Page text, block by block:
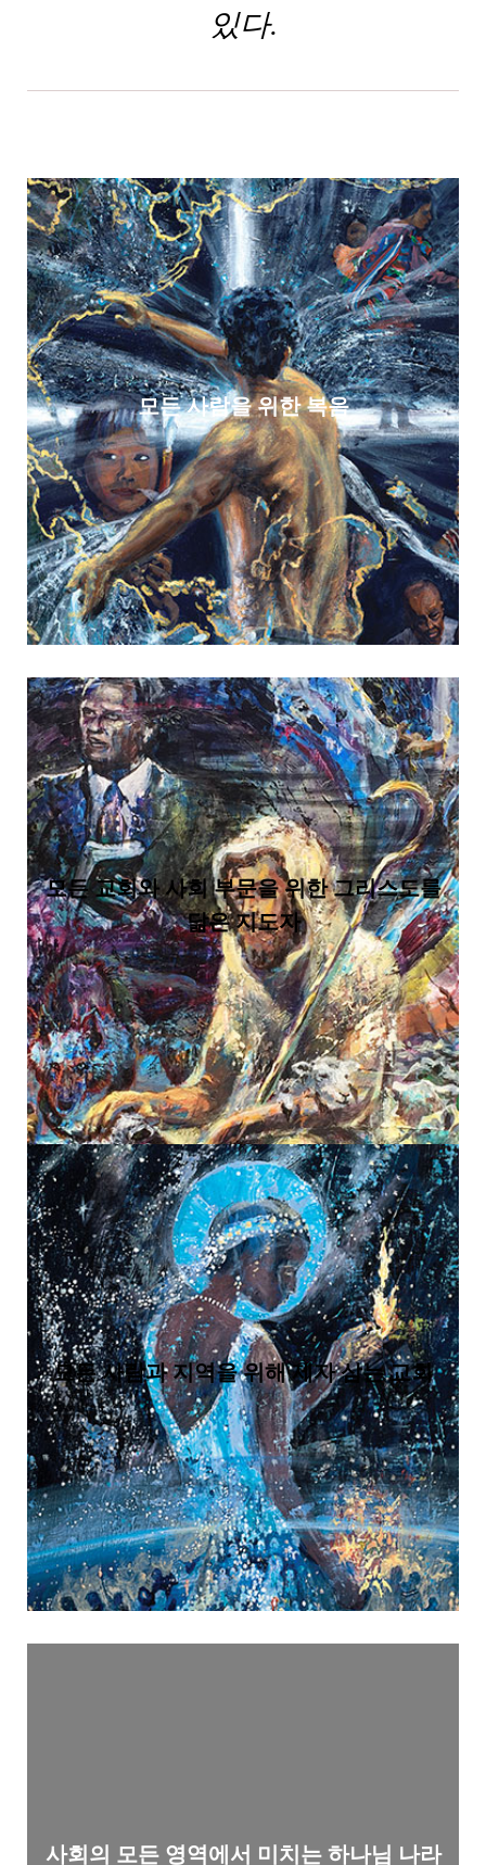
있다.
모든 사람을 위한 복음
모든 교회와 사회 부문을 위한 그리스도를
닮은 지도자
모든 사람과 지역을 위해 제자 삼는 교회
사회의 모든 영역에서 미치는 하나님 나라